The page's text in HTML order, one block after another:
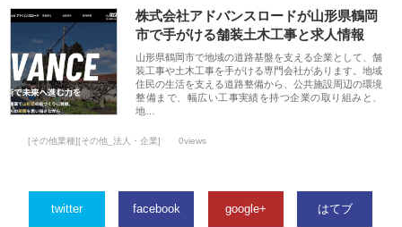
株式会社アドバンスロードが山形県鶴岡
市で手がける舗装土木工事と求人情報
山形県鶴岡市で地域の道路基盤を支える企業として、舗
装工事や土木工事を手がける専門会社があります。地域
住民の生活を支える道路整備から、公共施設周辺の環境
整備まで、幅広い工事実績を持つ企業の取り組みと、
地…
[その他業種][その他_法人・企業] 0views
twitter facebook google+ はてブ